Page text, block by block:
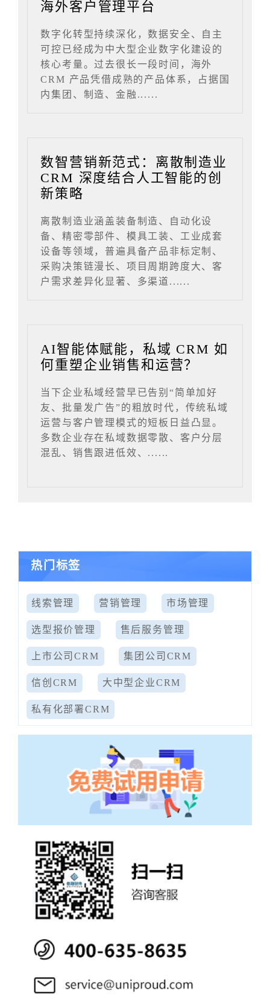
海外客户管理平台
数字化转型持续深化，数据安全、自主
可控已经成为中大型企业数字化建设的
核心考量。过去很长一段时间，海外
CRM 产品凭借成熟的产品体系，占据国
内集团、制造、金融......
数智营销新范式：离散制造业
CRM 深度结合人工智能的创
新策略
离散制造业涵盖装备制造、自动化设
备、精密零部件、模具工装、工业成套
设备等领域，普遍具备产品非标定制、
采购决策链漫长、项目周期跨度大、客
户需求差异化显著、多渠道......
AI智能体赋能，私域 CRM 如
何重塑企业销售和运营？
当下企业私域经营早已告别“简单加好
友、批量发广告”的粗放时代，传统私域
运营与客户管理模式的短板日益凸显。
多数企业存在私域数据零散、客户分层
混乱、销售跟进低效、......
热门标签
线索管理 营销管理 市场管理
选型报价管理 售后服务管理
上市公司CRM 集团公司CRM
信创CRM 大中型企业CRM
私有化部署CRM